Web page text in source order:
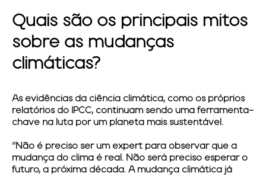
Quais são os principais mitos
sobre as mudanças
climáticas?
As evidências da ciência climática, como os próprios
relatórios do IPCC, continuam sendo uma ferramenta-
chave na luta por um planeta mais sustentável.
“Não é preciso ser um expert para observar que a
mudança do clima é real. Não será preciso esperar o
futuro, a próxima década. A mudança climática já